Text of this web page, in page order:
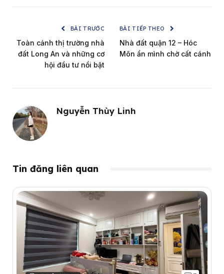
BÀI TRƯỚC
Toàn cảnh thị trường nhà
đất Long An và những cơ
hội đầu tư nổi bật
BÀI TIẾP THEO
Nhà đất quận 12 – Hóc
Môn ẩn mình chờ cất cánh
Nguyễn Thùy Linh
Tin đăng liên quan